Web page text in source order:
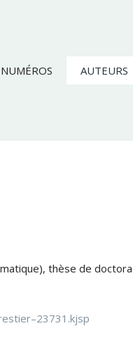
NUMÉROS AUTEURS
thèse de